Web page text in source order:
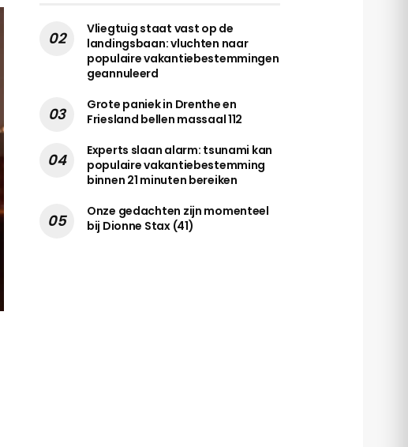
Vliegtuig staat vast op de
landingsbaan: vluchten naar
populaire vakantiebestemmingen
geannuleerd
Grote paniek in Drenthe en
Friesland bellen massaal 112
Experts slaan alarm: tsunami kan
populaire vakantiebestemming
binnen 21 minuten bereiken
Onze gedachten zijn momenteel
bij Dionne Stax (41)